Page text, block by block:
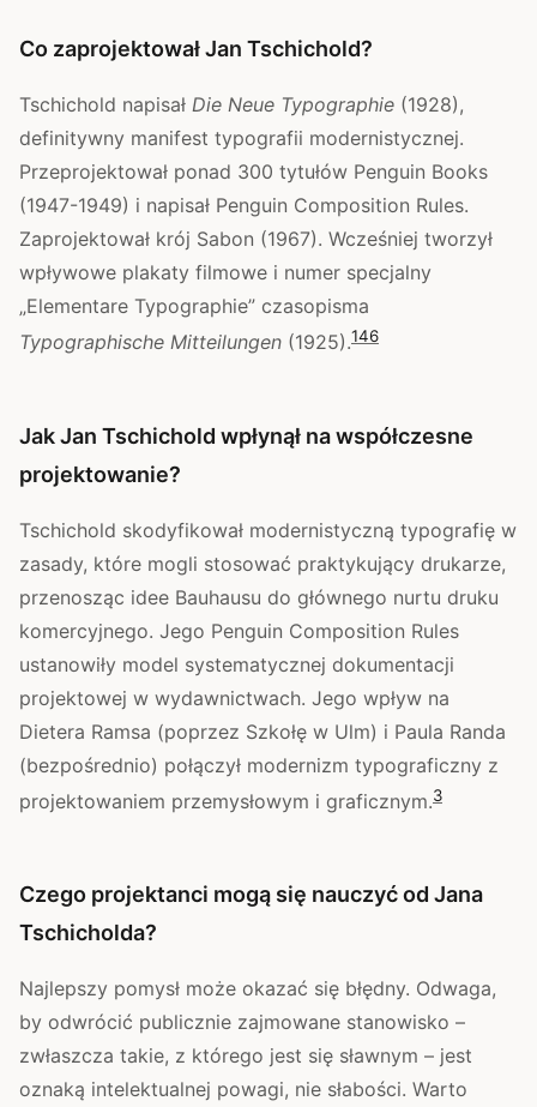
Co zaprojektował Jan Tschichold?
Tschichold napisał Die Neue Typographie (1928),
definitywny manifest typografii modernistycznej.
Przeprojektował ponad 300 tytułów Penguin Books
(1947-1949) i napisał Penguin Composition Rules.
Zaprojektował krój Sabon (1967). Wcześniej tworzył
wpływowe plakaty filmowe i numer specjalny
„Elementare Typographie” czasopisma
Typographische Mitteilungen (1925).146
Jak Jan Tschichold wpłynął na współczesne
projektowanie?
Tschichold skodyfikował modernistyczną typografię w
zasady, które mogli stosować praktykujący drukarze,
przenosząc idee Bauhausu do głównego nurtu druku
komercyjnego. Jego Penguin Composition Rules
ustanowiły model systematycznej dokumentacji
projektowej w wydawnictwach. Jego wpływ na
Dietera Ramsa (poprzez Szkołę w Ulm) i Paula Randa
(bezpośrednio) połączył modernizm typograficzny z
projektowaniem przemysłowym i graficznym.3
Czego projektanci mogą się nauczyć od Jana
Tschicholda?
Najlepszy pomysł może okazać się błędny. Odwaga,
by odwrócić publicznie zajmowane stanowisko –
zwłaszcza takie, z którego jest się sławnym – jest
oznaką intelektualnej powagi, nie słabości. Warto